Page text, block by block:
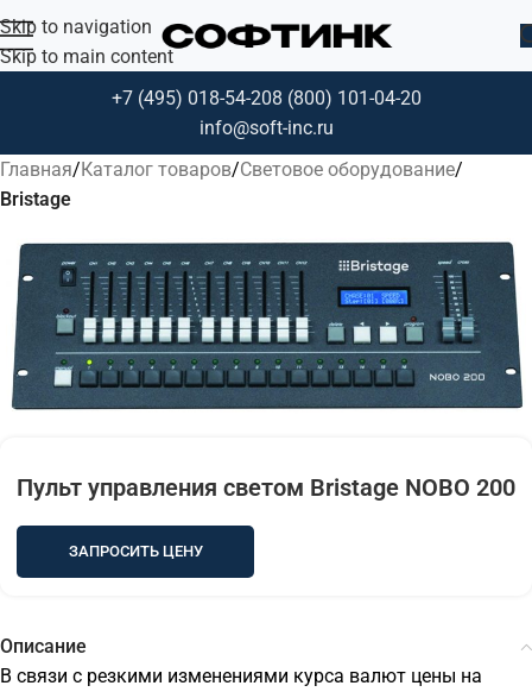
Skip to navigation
Skip to main content
+7 (495) 018-54-208 (800) 101-04-20
info@soft-inc.ru
Главная Каталог товаров Световое оборудование
Bristage
Пульт управления светом Bristage NOBO 200
ЗАПРОСИТЬ ЦЕНУ
Описание
В связи с резкими изменениями курса валют цены на